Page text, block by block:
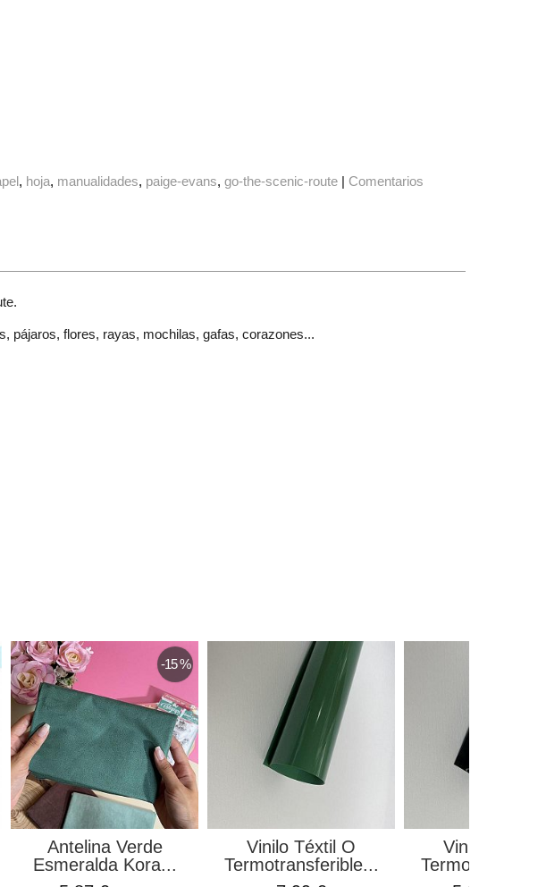
hoja manualidades paige-evans go-the-scenic-route | Comentarios
pájaros, flores, rayas, mochilas, gafas, corazones...
-15 %
Antelina Verde
Esmeralda Kora...
Vinilo Téxtil O
Termotransferible...
Vinilo Téxtil